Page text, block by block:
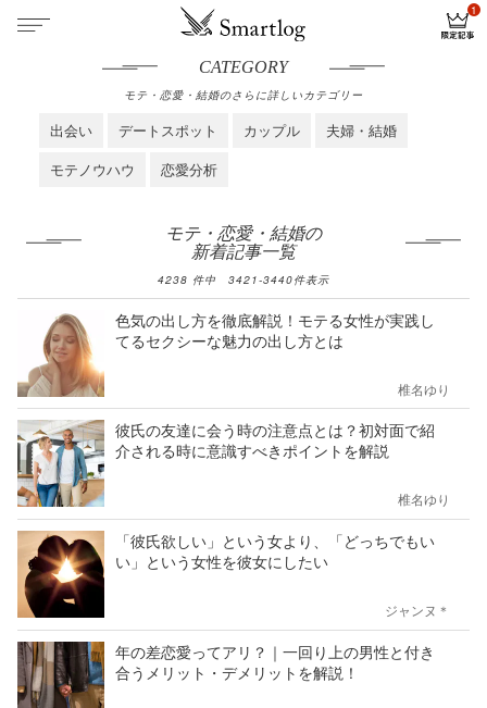
CATEGORY
モテ・恋愛・結婚のさらに詳しいカテゴリー
出会い デートスポット カップル
夫婦・結婚
モテノウハウ
恋愛分析
モテ・恋愛・結婚の
新着記事一覧
4238 件中 3421-3440件表示
色気の出し方を徹底解説！モテる女性が実践し
てるセクシーな魅力の出し方とは
椎名ゆり
彼氏の友達に会う時の注意点とは？初対面で紹
介される時に意識すべきポイントを解説
椎名ゆり
「彼氏欲しい」という女より、「どっちでもい
い」という女性を彼女にしたい
ジャンヌ＊
年の差恋愛ってアリ？｜一回り上の男性と付き
合うメリット・デメリットを解説！